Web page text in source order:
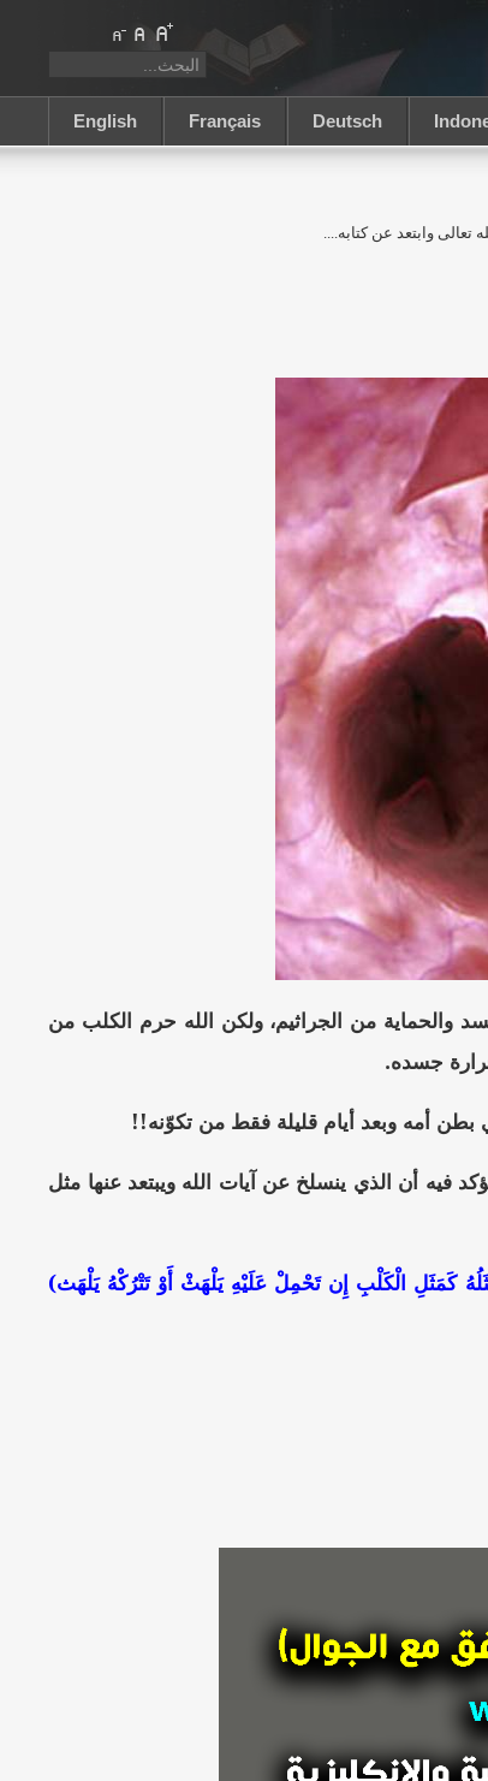
English Français Deutsch
تعالى وابتعد عن كتابه....
والحماية من الجراثيم، ولكن الله حرم الكلب من
جسده.
فيه أن الذي ينسلخ عن آيات الله ويبتعد عنها مثل
كَمَثَلِ الْكَلْبِ إِن تَحْمِلْ عَلَيْهِ يَلْهَثْ أَوْ تَتْرُكْهُ يَلْهَث)